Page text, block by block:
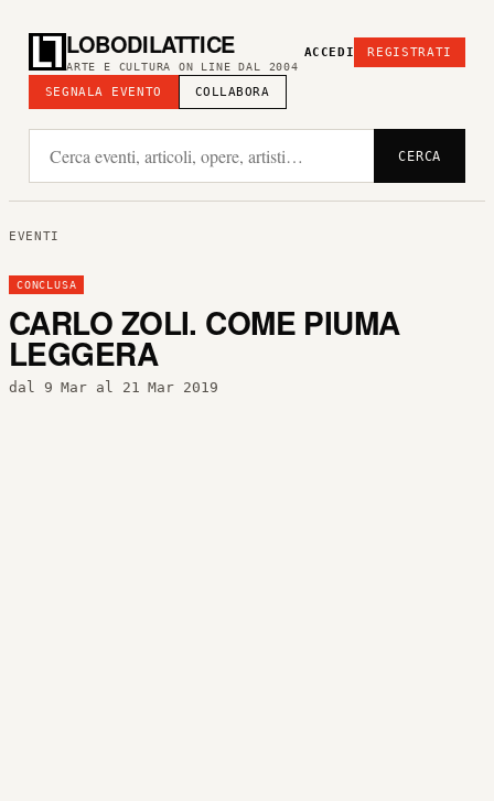
LOBODILATTICE
ARTE E CULTURA ON LINE DAL 2004
SEGNALA EVENTO COLLABORA
ACCEDI REGISTRATI
CERCA
EVENTI
CONCLUSA
CARLO ZOLI. COME PIUMA
LEGGERA
dal 9 Mar al 21 Mar 2019